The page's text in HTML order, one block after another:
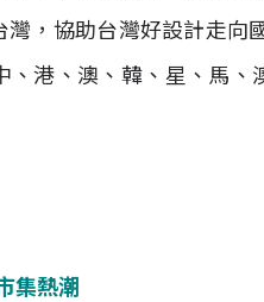
，協助台灣好設計走向
港、澳、韓、星、馬、
集熱潮